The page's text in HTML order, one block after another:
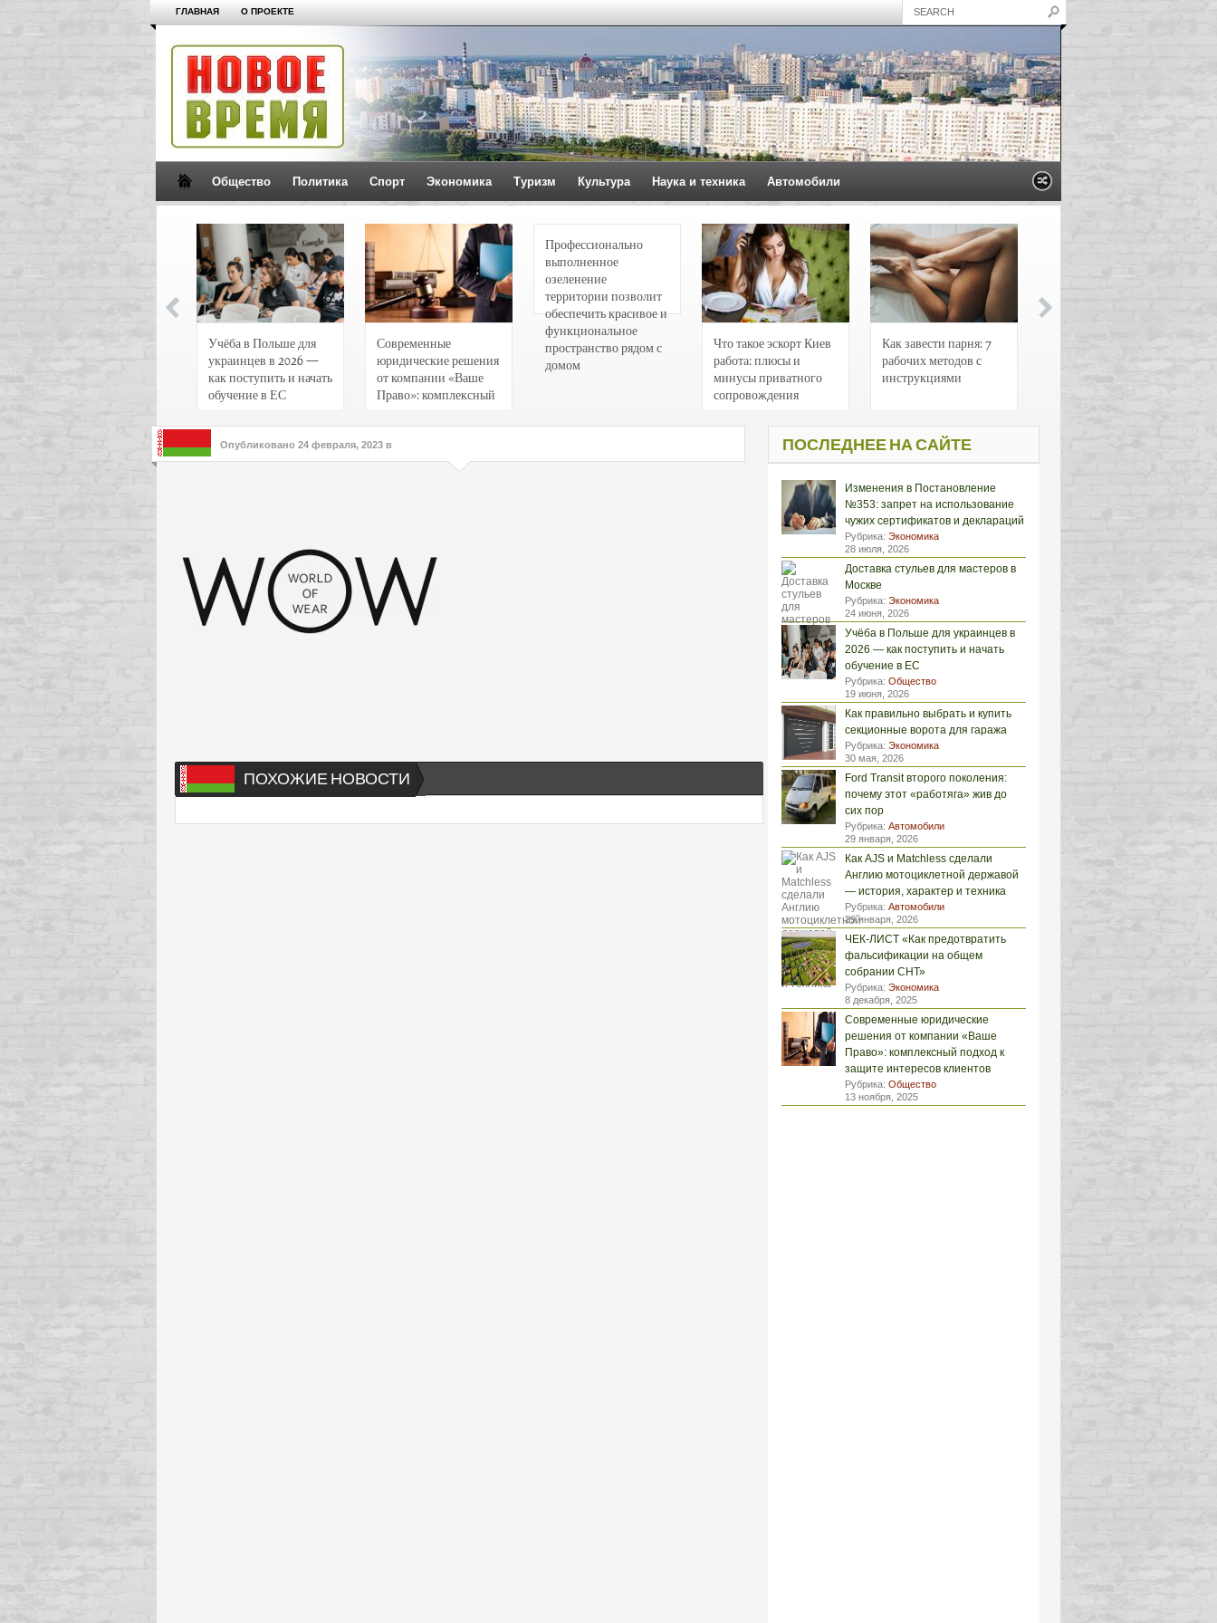
ГЛАВНАЯ О ПРОЕКТЕ
Общество Политика Спорт Экономика Туризм Культура Наука и техника Автомобили
Учёба в Польше для
украинцев в 2026 —
как поступить и начать
обучение в ЕС
Современные
юридические решения
от компании «Ваше
Право»: комплексный
интересов клиентов
Профессионально
выполненное
озеленение
территории позволит
обеспечить красивое и
функциональное
пространство рядом с
домом
Что такое эскорт Киев
работа: плюсы и
минусы приватного
сопровождения
Как завести парня: 7
рабочих методов с
инструкциями
Опубликовано 24 февраля, 2023 в
ПОХОЖИЕ НОВОСТИ
ПОСЛЕДНЕЕ НА САЙТЕ
Изменения в Постановление
№353: запрет на использование
чужих сертификатов и деклараций
Рубрика: Экономика
28 июля, 2026
Доставка стульев для мастеров в
Москве
Рубрика: Экономика
24 июня, 2026
Учёба в Польше для украинцев в
2026 — как поступить и начать
обучение в ЕС
Рубрика: Общество
19 июня, 2026
Как правильно выбрать и купить
секционные ворота для гаража
Рубрика: Экономика
30 мая, 2026
Ford Transit второго поколения:
почему этот «работяга» жив до
сих пор
Рубрика: Автомобили
29 января, 2026
Как AJS и Matchless сделали
Англию мотоциклетной державой
— история, характер и техника
Рубрика: Автомобили
29 января, 2026
ЧЕК-ЛИСТ «Как предотвратить
фальсификации на общем
собрании СНТ»
Рубрика: Экономика
8 декабря, 2025
Современные юридические
решения от компании «Ваше
Право»: комплексный подход к
защите интересов клиентов
Рубрика: Общество
13 ноября, 2025